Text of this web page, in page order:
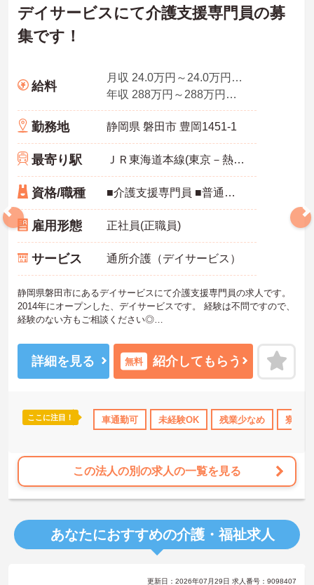
寮・借り上げ 日勤のみ 年間休日110日以上 社会保険
デイサービスにて介護支援専門員の募
集です！
給料
月収 24.0万円～24.0万円程度（諸手当込・年俸÷12で算出）
年収 288万円～288万円程度(別途賞与支給)
勤務地 静岡県 磐田市 豊岡1451-1
最寄り駅 ＪＲ東海道本線(東京－熱海)「豊田町駅」バス・車10分
資格/職種 ■介護支援専門員 ■普通自動車免許（ＡＴ可） ※未経験相談可
雇用形態 正社員(正職員)
サービス 通所介護（デイサービス）
静岡県磐田市にあるデイサービスにて介護支援専門員の求人です。
2014年にオープンした、デイサービスです。 経験は不問ですので、
経験のない方もご相談ください◎
オススメです！
ご興味ある方には、面接対策ポイントなど、さらに詳細をお話しい
たしますのでお気軽にご相談ください！
詳細を見る 無料 紹介してもらう
ここに注目！ 車通勤可 未経験OK 残業少なめ 寮・
この法人の別の求人の一覧を見る
あなたにおすすめの介護・福祉求人
更新日：2026年07月29日 求人番号：9098407